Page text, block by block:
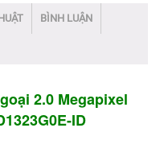
BÌNH LUẬN
2.0 Megapixel
ID